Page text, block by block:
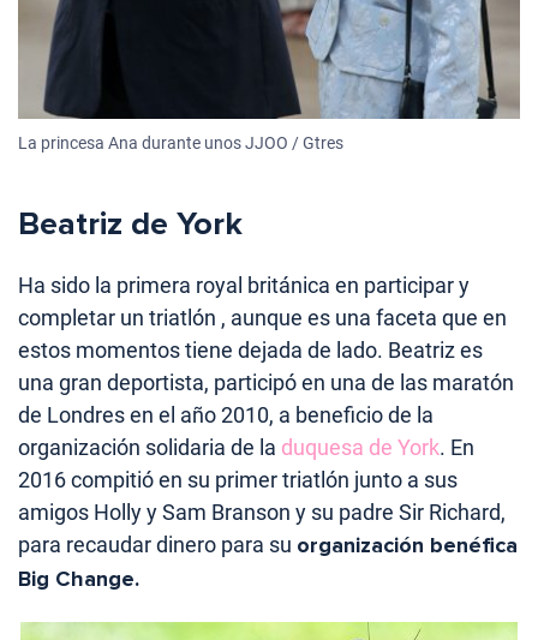
La princesa Ana durante unos JJOO / Gtres
Beatriz de York
Ha sido la primera royal británica en participar y
completar un triatlón , aunque es una faceta que en
estos momentos tiene dejada de lado. Beatriz es
una gran deportista, participó en una de las maratón
de Londres en el año 2010, a beneficio de la
organización solidaria de la duquesa de York. En
2016 compitió en su primer triatlón junto a sus
amigos Holly y Sam Branson y su padre Sir Richard,
para recaudar dinero para su organización benéfica
Big Change.